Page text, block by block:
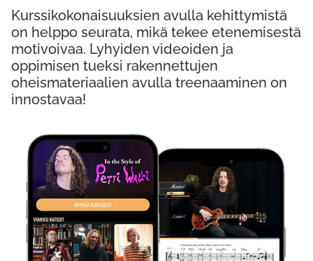
Kokeile Ilmaiseksi
Kurssikokonaisuuksien avulla kehittymistä
on helppo seurata, mikä tekee etenemisestä
motivoivaa. Lyhyiden videoiden ja
oppimisen tueksi rakennettujen
oheismateriaalien avulla treenaaminen on
innostavaa!